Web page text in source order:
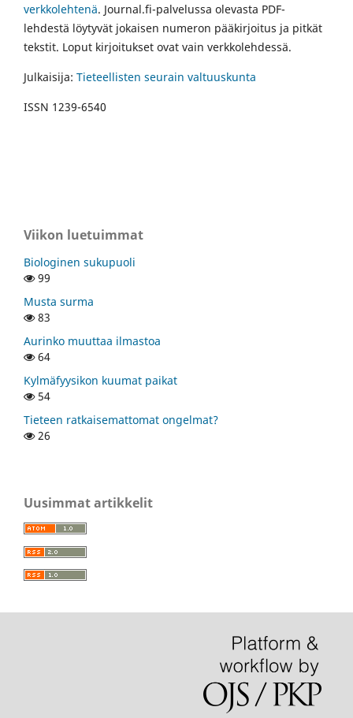
verkkolehtenä. Journal.fi-palvelussa olevasta PDF-
lehdestä löytyvät jokaisen numeron pääkirjoitus ja pitkät
tekstit. Loput kirjoitukset ovat vain verkkolehdessä.
Julkaisija: Tieteellisten seurain valtuuskunta
ISSN 1239-6540
Viikon luetuimmat
Biologinen sukupuoli
99
Musta surma
83
Aurinko muuttaa ilmastoa
64
Kylmäfyysikon kuumat paikat
54
Tieteen ratkaisemattomat ongelmat?
26
Uusimmat artikkelit